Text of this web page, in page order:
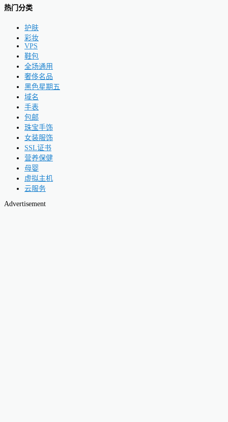
热门分类
护肤
彩妆
VPS
鞋包
全场通用
奢侈名品
黑色星期五
域名
手表
包邮
珠宝手饰
女装服饰
SSL证书
营养保健
母婴
虚拟主机
云服务
Advertisement